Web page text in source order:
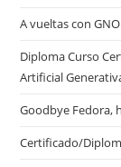
A vueltas con
Diploma Curso
Artificial
Goodbye Fedora,
Certificado/